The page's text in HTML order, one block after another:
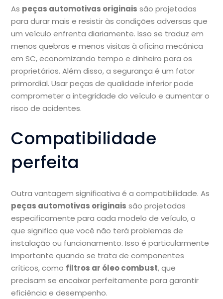
As peças automotivas originais são projetadas
para durar mais e resistir às condições adversas que
um veículo enfrenta diariamente. Isso se traduz em
menos quebras e menos visitas à oficina mecânica
em SC, economizando tempo e dinheiro para os
proprietários. Além disso, a segurança é um fator
primordial. Usar peças de qualidade inferior pode
comprometer a integridade do veículo e aumentar o
risco de acidentes.
Compatibilidade
perfeita
Outra vantagem significativa é a compatibilidade. As
peças automotivas originais são projetadas
especificamente para cada modelo de veículo, o
que significa que você não terá problemas de
instalação ou funcionamento. Isso é particularmente
importante quando se trata de componentes
críticos, como filtros ar óleo combust, que
precisam se encaixar perfeitamente para garantir
eficiência e desempenho.